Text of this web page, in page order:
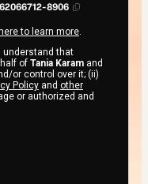
8906
to learn more
understand that
of Tania Karam and
or control over it; (ii)
Policy and other
or authorized and